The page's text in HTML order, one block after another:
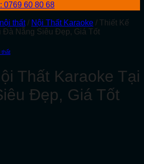
0769 60 80 68
thất / Nội Thất Karaoke / Thiết Kế
Đà Nẵng Siêu Đẹp, Giá Tốt
thất
Thất Karaoke Tại
Đẹp, Giá Tốt